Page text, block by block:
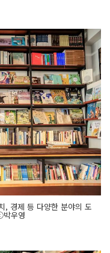
, 경제 등 다양한 분야의 도
우영